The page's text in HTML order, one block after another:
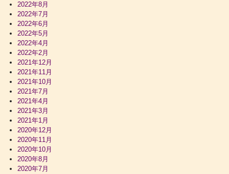
2022年8月
2022年7月
2022年6月
2022年5月
2022年4月
2022年2月
2021年12月
2021年11月
2021年10月
2021年7月
2021年4月
2021年3月
2021年1月
2020年12月
2020年11月
2020年10月
2020年8月
2020年7月